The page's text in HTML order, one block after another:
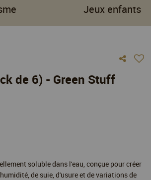
Jeux enfants
de 6) - Green Stuff
soluble dans l'eau, conçue pour créer
de suie, d'usure et de variations de